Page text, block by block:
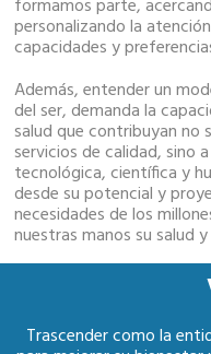
formamos parte,
personalizando la
capacidades y
Además, entender un
del ser, demanda la
salud que contribuyan no
servicios de calidad, sino
tecnológica, científica y
desde su potencial y
necesidades de los
nuestras manos su salud
Trascender como la